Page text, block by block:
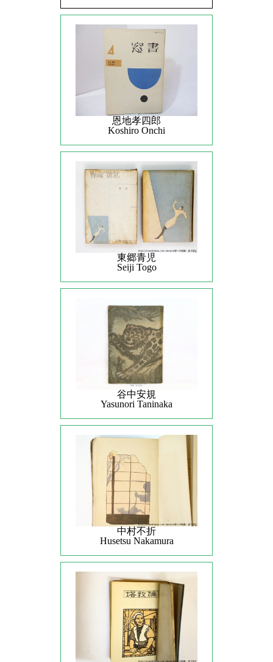
恩地孝四郎
Koshiro Onchi
東郷青児
Seiji Togo
谷中安規
Yasunori Taninaka
中村不折
Husetsu Nakamura